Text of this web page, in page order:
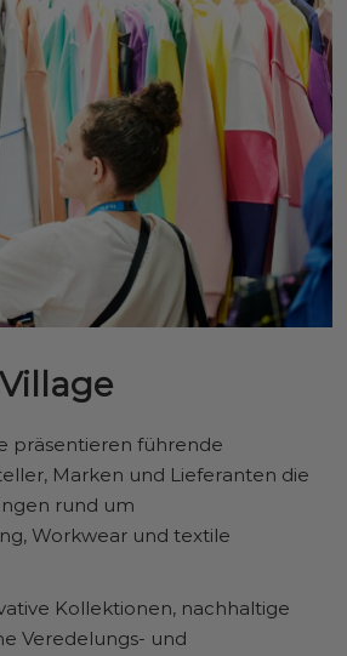
präsentieren führende
Marken und Lieferanten die
rund um
Workwear und textile
Kollektionen, nachhaltige
Veredelungs- und